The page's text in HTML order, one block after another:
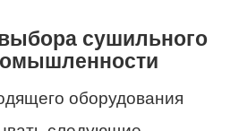
сушильного
оборудования